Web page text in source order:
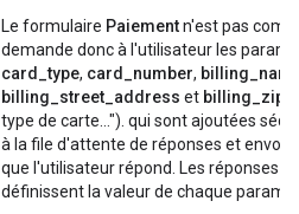
Le formulaire Paiementn'est pas
demande donc à l'utilisateur les
card_type, card_number,
billing_street_address et
type de carte…"). qui sont ajoutées
à la file d'attente de réponses et
que l'utilisateur répond. Les réponses
définissent la valeur de chaque